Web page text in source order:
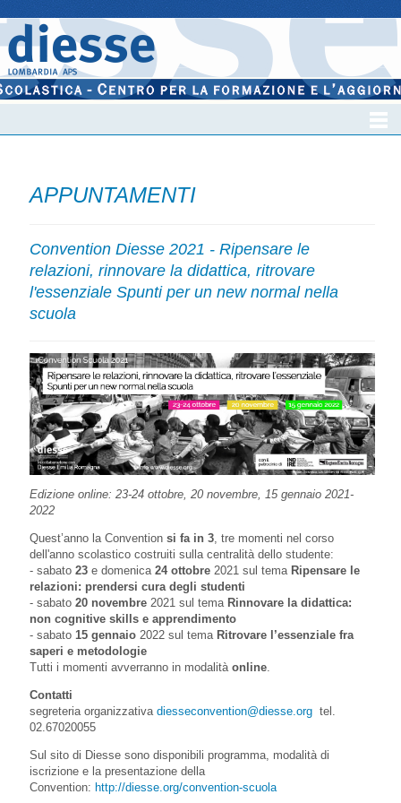
APPUNTAMENTI
Convention Diesse 2021 - Ripensare le
relazioni, rinnovare la didattica, ritrovare
l'essenziale Spunti per un new normal nella
scuola
Edizione online: 23-24 ottobre, 20 novembre, 15 gennaio 2021-
2022
Quest’anno la Convention si fa in 3 , tre momenti nel corso
dell'anno scolastico costruiti sulla centralità dello studente:
- sabato 23 e domenica 24 ottobre 2021 sul tema Ripensare le
relazioni: prendersi cura degli studenti
- sabato 20 novembre 2021 sul tema Rinnovare la didattica:
non cognitive skills e apprendimento
- sabato 15 gennaio 2022 sul tema Ritrovare l’essenziale fra
saperi e metodologie
Tutti i momenti avverranno in modalità online
Contatti
segreteria organizzativa diesseconvention@diesse.org tel.
02.67020055
Sul sito di Diesse sono disponibili programma, modalità di
iscrizione e la presentazione della
Convention: http://diesse.org/convention-scuola